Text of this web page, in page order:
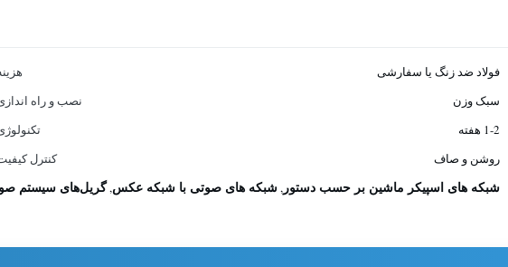
فولاد ضد زنگ یا سفارشی
سبک وزن نصب و راه
1-2 هفته
روشن و صاف کنترل
شبکه های اسپیکر ماشین بر حسب دستور ,شبکه های صوتی با شبکه عکس,گریل‌های سیستم